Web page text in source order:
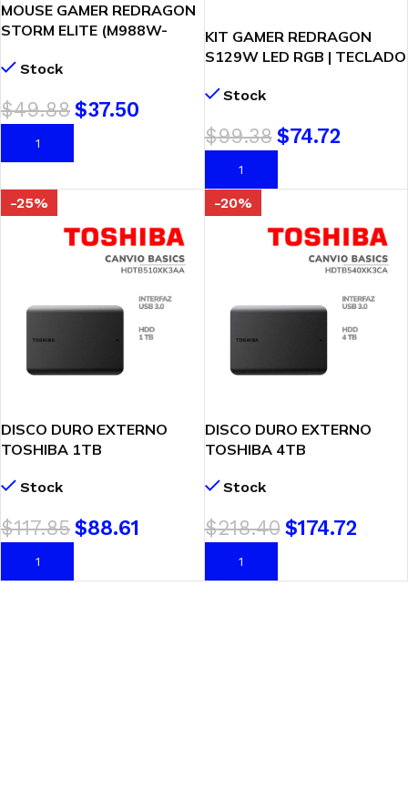
MOUSE GAMER REDRAGON
STORM ELITE (M988W-
DPI | WHITE
Stock
$49.88$37.50
AÑADIR AL CARRITO
KIT GAMER REDRAGON
S129W LED RGB | TECLADO
SWITCH RED | WHITE
Stock
$99.38 $74.72
AÑADIR AL CARRITO
-25%
DISCO DURO EXTERNO
TOSHIBA 1TB
BASICS
Stock
$117.85$88.61
AÑADIR AL CARRITO
-20%
DISCO DURO EXTERNO
TOSHIBA 4TB
BASICS
Stock
$218.40 $174.72
AÑADIR AL CARRITO